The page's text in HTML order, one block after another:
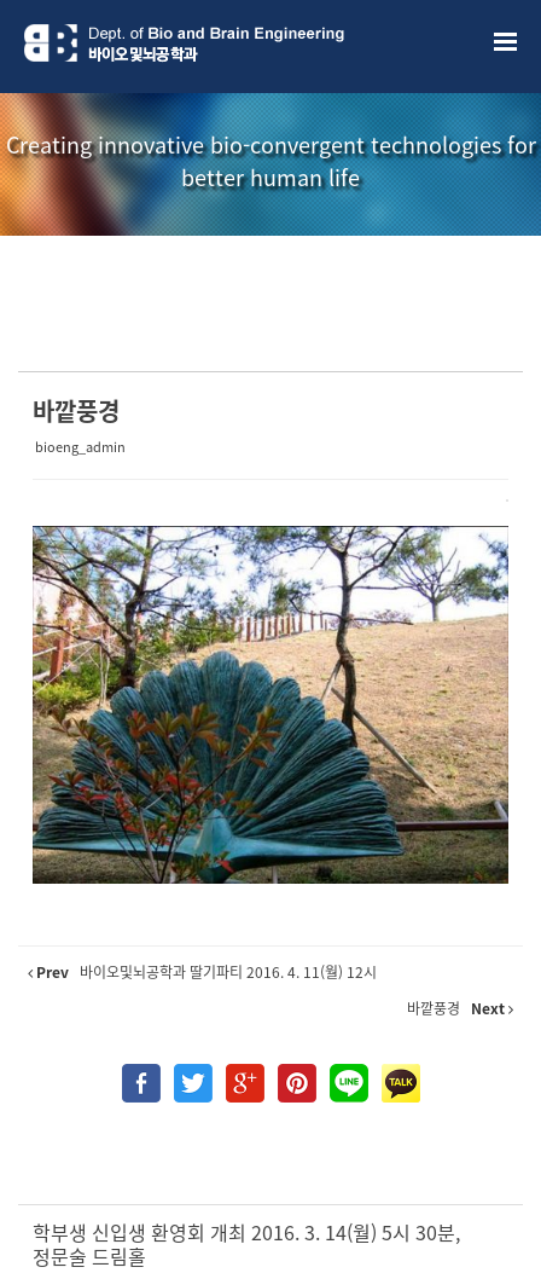
Creating innovative bio-convergent technologies for
better human life
소식지
바깥풍경
bioeng_admin
Prev 바이오및뇌공학과 딸기파티 2016. 4. 11(월) 12시
바깥풍경
Next
학부생 신입생 환영회 개최 2016. 3. 14(월) 5시 30분,
정문술 드림홀